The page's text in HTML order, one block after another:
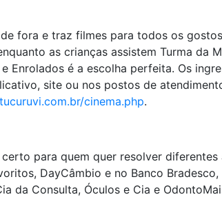
fora e traz filmes para todos os
as crianças assistem Turma da
Enrolados é a escolha perfeita. Os
site ou nos postos de
cinema.php.
para quem quer resolver
DayCâmbio e no Banco
da Consulta, Óculos e Cia e